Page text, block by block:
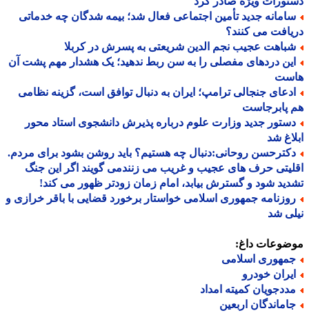
جدید تأمین اجتماعی فعال شد؛ بیمه شدگان چه خدماتی
می کنند؟
عجیب نجم الدین شریعتی به پسرش در کربلا
دردهای مفصلی را به سن ربط ندهید؛ یک هشدار مهم پشت آن
جنجالی ترامپ؛ ایران به دنبال توافق است، گزینه نظامی
پابرجاست
جدید وزارت علوم درباره پذیرش دانشجوی استاد محور
شد
روحانی:دنبال چه هستیم؟ باید روشن بشود برای مردم.
حرف های عجیب و غریب می زنندمی گویند اگر این جنگ
شود و گسترش بیابد، امام زمان زودتر ظهور می کند!
جمهوری اسلامی خواستار برخورد قضایی با باقر خرازی و
شد
داغ:
اسلامی
خودرو
کمیته امداد
اربعین